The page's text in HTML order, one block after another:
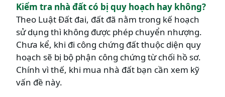
Kiểm tra nhà đất có bị quy hoạch hay không?
Theo Luật Đất đai, đất đã nằm trong kế hoạch
sử dụng thì không được phép chuyển nhượng.
Chưa kể, khi đi công chứng đất thuộc diện quy
hoạch sẽ bị bộ phận công chứng từ chối hồ sơ.
Chính vì thế, khi mua nhà đất bạn cần xem kỹ
vấn đề này.